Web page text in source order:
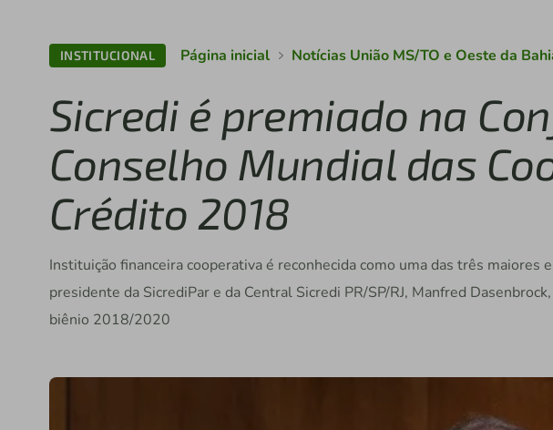
INSTITUCIONAL Página inicial Notícias União MS/TO e Oeste da
Sicredi é premiado na
Conselho Mundial das
Crédito 2018
Instituição financeira cooperativa é reconhecida como uma das três maiores
presidente da SicrediPar e da Central Sicredi PR/SP/RJ, Manfred
biênio 2018/2020